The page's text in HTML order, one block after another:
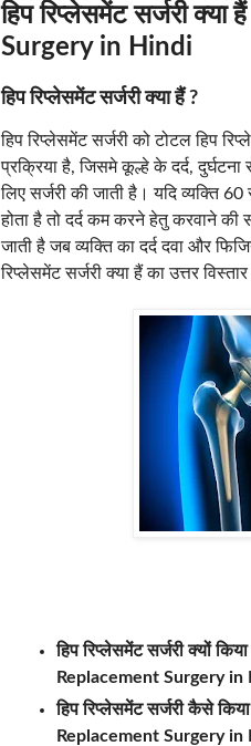
हिप रिप्लेसमेंट सर्जरी
Surgery in Hindi
हिप रिप्लेसमेंट सर्जरी क्या हैं ?
हिप रिप्लेसमेंट सर्जरी को टोटल हिप
प्रक्रिया है, जिसमे कूल्हे के दर्द,
लिए सर्जरी की जाती है। यदि व्यक्ति
होता है तो दर्द कम करने हेतु करवाने की
जाती है जब व्यक्ति का दर्द दवा और
रिप्लेसमेंट सर्जरी क्या हैं का उत्तर
हिप रिप्लेसमेंट सर्जरी क्यों
Replacement Surgery in
हिप रिप्लेसमेंट सर्जरी कैसे
Replacement Surgery in